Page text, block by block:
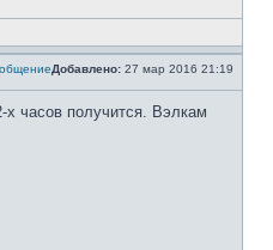
Добавлено: 27 мар 2016 21:19
х часов получится. Вэлкам